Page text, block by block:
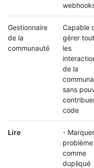
Gestionnaire
de la
communauté
Capable
gérer
les
de la
sans
code
Lire
-
problème
comme
dupliqué